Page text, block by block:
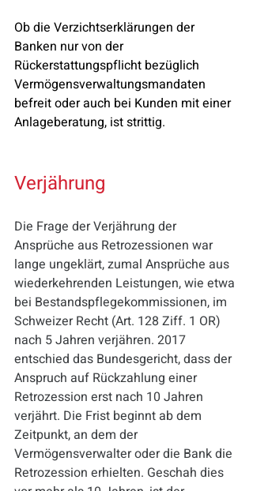
Ob die Verzichtserklärungen der
Banken nur von der
Rückerstattungspflicht bezüglich
Vermögensverwaltungsmandaten
befreit oder auch bei Kunden mit einer
Anlageberatung, ist strittig.
Verjährung
Die Frage der Verjährung der
Ansprüche aus Retrozessionen war
lange ungeklärt, zumal Ansprüche aus
wiederkehrenden Leistungen, wie etwa
bei Bestandspflegekommissionen, im
Schweizer Recht (Art. 128 Ziff. 1 OR)
nach 5 Jahren verjähren. 2017
entschied das Bundesgericht, dass der
Anspruch auf Rückzahlung einer
Retrozession erst nach 10 Jahren
verjährt. Die Frist beginnt ab dem
Zeitpunkt, an dem der
Vermögensverwalter oder die Bank die
Retrozession erhielten. Geschah dies